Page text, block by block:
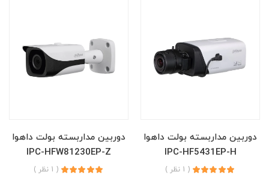
دوربین مداربسته بولت داهوا
IPC-HF5431EP-H
( 1 نظر )
دوربین مداربسته بولت داهوا
IPC-HFW81230EP-Z
( 1 نظر )